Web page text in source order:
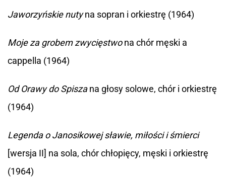
Jaworzyńskie nutyna sopran i orkiestrę (1964)
Moje za grobem zwycięstwona chór męski a
cappella (1964)
Od Orawy do Spiszana głosy solowe, chór i orkiestrę
(1964)
Legenda o Janosikowej sławie, miłości i śmierci
[wersja II] na sola, chór chłopięcy, męski i orkiestrę
(1964)